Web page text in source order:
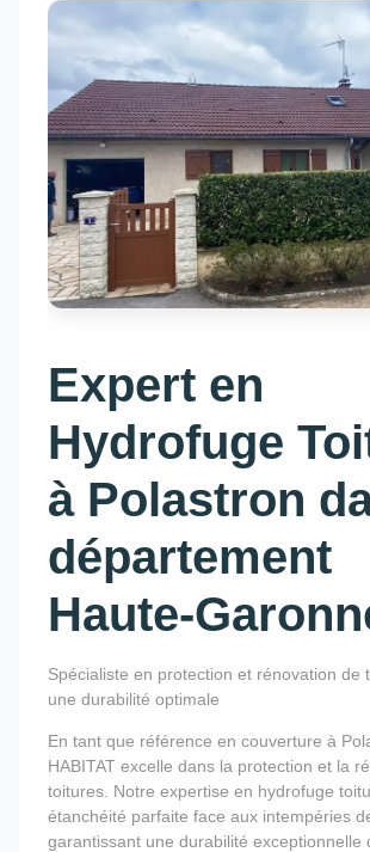
Expert en
Hydrofuge
à Polastron
département
Haute-
Spécialiste en protection et rénovation de
une durabilité optimale
En tant que référence en couverture à
HABITAT excelle dans la protection et la
toitures. Notre expertise en hydrofuge
étanchéité parfaite face aux intempéries
garantissant une durabilité exceptionnelle